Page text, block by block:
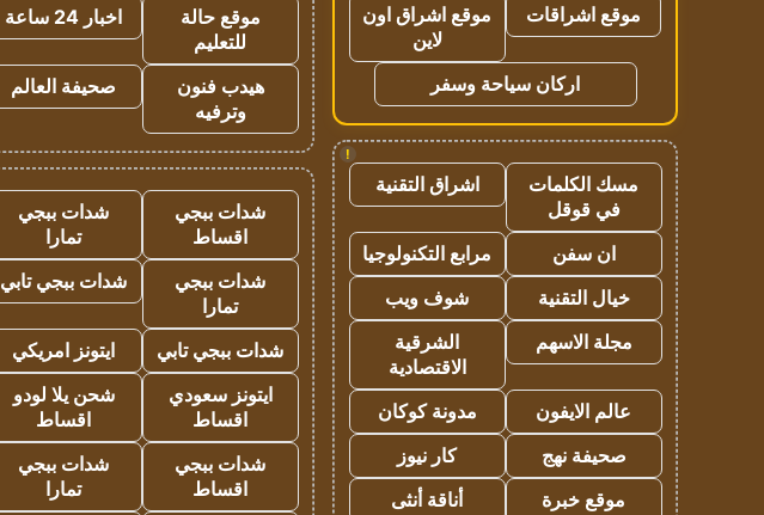
موقع اشراقات
موقع اشراق اون
لاين
اركان سياحة وسفر
!
مسك الكلمات
في قوقل
اشراق التقنية
ان سفن
مرابع التكنولوجيا
خيال التقنية
شوف ويب
مجلة الاسهم
الشرقية
الاقتصادية
عالم الايفون
مدونة كوكان
صحيفة نهج
كار نيوز
موقع خبرة
أناقة أنثى
موقع حالة
للتعليم
اخبار 24 ساعة
هيدب فنون
وترفيه
صحيفة العالم
شدات ببجي
اقساط
شدات ببجي
تمارا
شدات ببجي
تمارا
شدات ببجي تابي
شدات ببجي تابي
ايتونز امريكي
ايتونز سعودي
اقساط
شحن يلا لودو
اقساط
شدات ببجي
اقساط
شدات ببجي
تمارا